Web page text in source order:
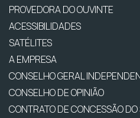
PROVEDORA DO OUVINTE
ACESSIBILIDADES
SATÉLITES
A EMPRESA
CONSELHO GERAL
CONSELHO DE OPINIÃO
CONTRATO DE CONCESSÃO